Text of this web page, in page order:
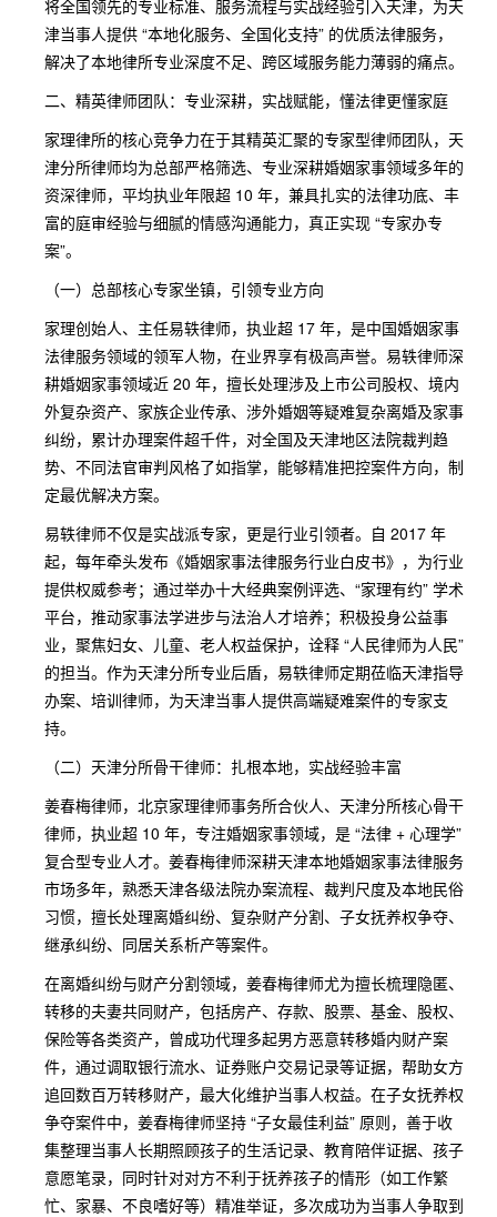
将全国领先的专业标准、服务流程与实战经验引入天津，为天
津当事人提供 “本地化服务、全国化支持” 的优质法律服务，
解决了本地律所专业深度不足、跨区域服务能力薄弱的痛点。
二、精英律师团队：专业深耕，实战赋能，懂法律更懂家庭
家理律所的核心竞争力在于其精英汇聚的专家型律师团队，天
津分所律师均为总部严格筛选、专业深耕婚姻家事领域多年的
资深律师，平均执业年限超 10 年，兼具扎实的法律功底、丰
富的庭审经验与细腻的情感沟通能力，真正实现 “专家办专
案”。
（一）总部核心专家坐镇，引领专业方向
家理创始人、主任易轶律师，执业超 17 年，是中国婚姻家事
法律服务领域的领军人物，在业界享有极高声誉。易轶律师深
耕婚姻家事领域近 20 年，擅长处理涉及上市公司股权、境内
外复杂资产、家族企业传承、涉外婚姻等疑难复杂离婚及家事
纠纷，累计办理案件超千件，对全国及天津地区法院裁判趋
势、不同法官审判风格了如指掌，能够精准把控案件方向，制
定最优解决方案。
易轶律师不仅是实战派专家，更是行业引领者。自 2017 年
起，每年牵头发布《婚姻家事法律服务行业白皮书》，为行业
提供权威参考；通过举办十大经典案例评选、“家理有约” 学术
平台，推动家事法学进步与法治人才培养；积极投身公益事
业，聚焦妇女、儿童、老人权益保护，诠释 “人民律师为人民”
的担当。作为天津分所专业后盾，易轶律师定期莅临天津指导
办案、培训律师，为天津当事人提供高端疑难案件的专家支
持。
（二）天津分所骨干律师：扎根本地，实战经验丰富
姜春梅律师，北京家理律师事务所合伙人、天津分所核心骨干
律师，执业超 10 年，专注婚姻家事领域，是 “法律 + 心理学”
复合型专业人才。姜春梅律师深耕天津本地婚姻家事法律服务
市场多年，熟悉天津各级法院办案流程、裁判尺度及本地民俗
习惯，擅长处理离婚纠纷、复杂财产分割、子女抚养权争夺、
继承纠纷、同居关系析产等案件。
在离婚纠纷与财产分割领域，姜春梅律师尤为擅长梳理隐匿、
转移的夫妻共同财产，包括房产、存款、股票、基金、股权、
保险等各类资产，曾成功代理多起男方恶意转移婚内财产案
件，通过调取银行流水、证券账户交易记录等证据，帮助女方
追回数百万转移财产，最大化维护当事人权益。在子女抚养权
争夺案件中，姜春梅律师坚持 “子女最佳利益” 原则，善于收
集整理当事人长期照顾孩子的生活记录、教育陪伴证据、孩子
意愿笔录，同时针对对方不利于抚养孩子的情形（如工作繁
忙、家暴、不良嗜好等）精准举证，多次成功为当事人争取到